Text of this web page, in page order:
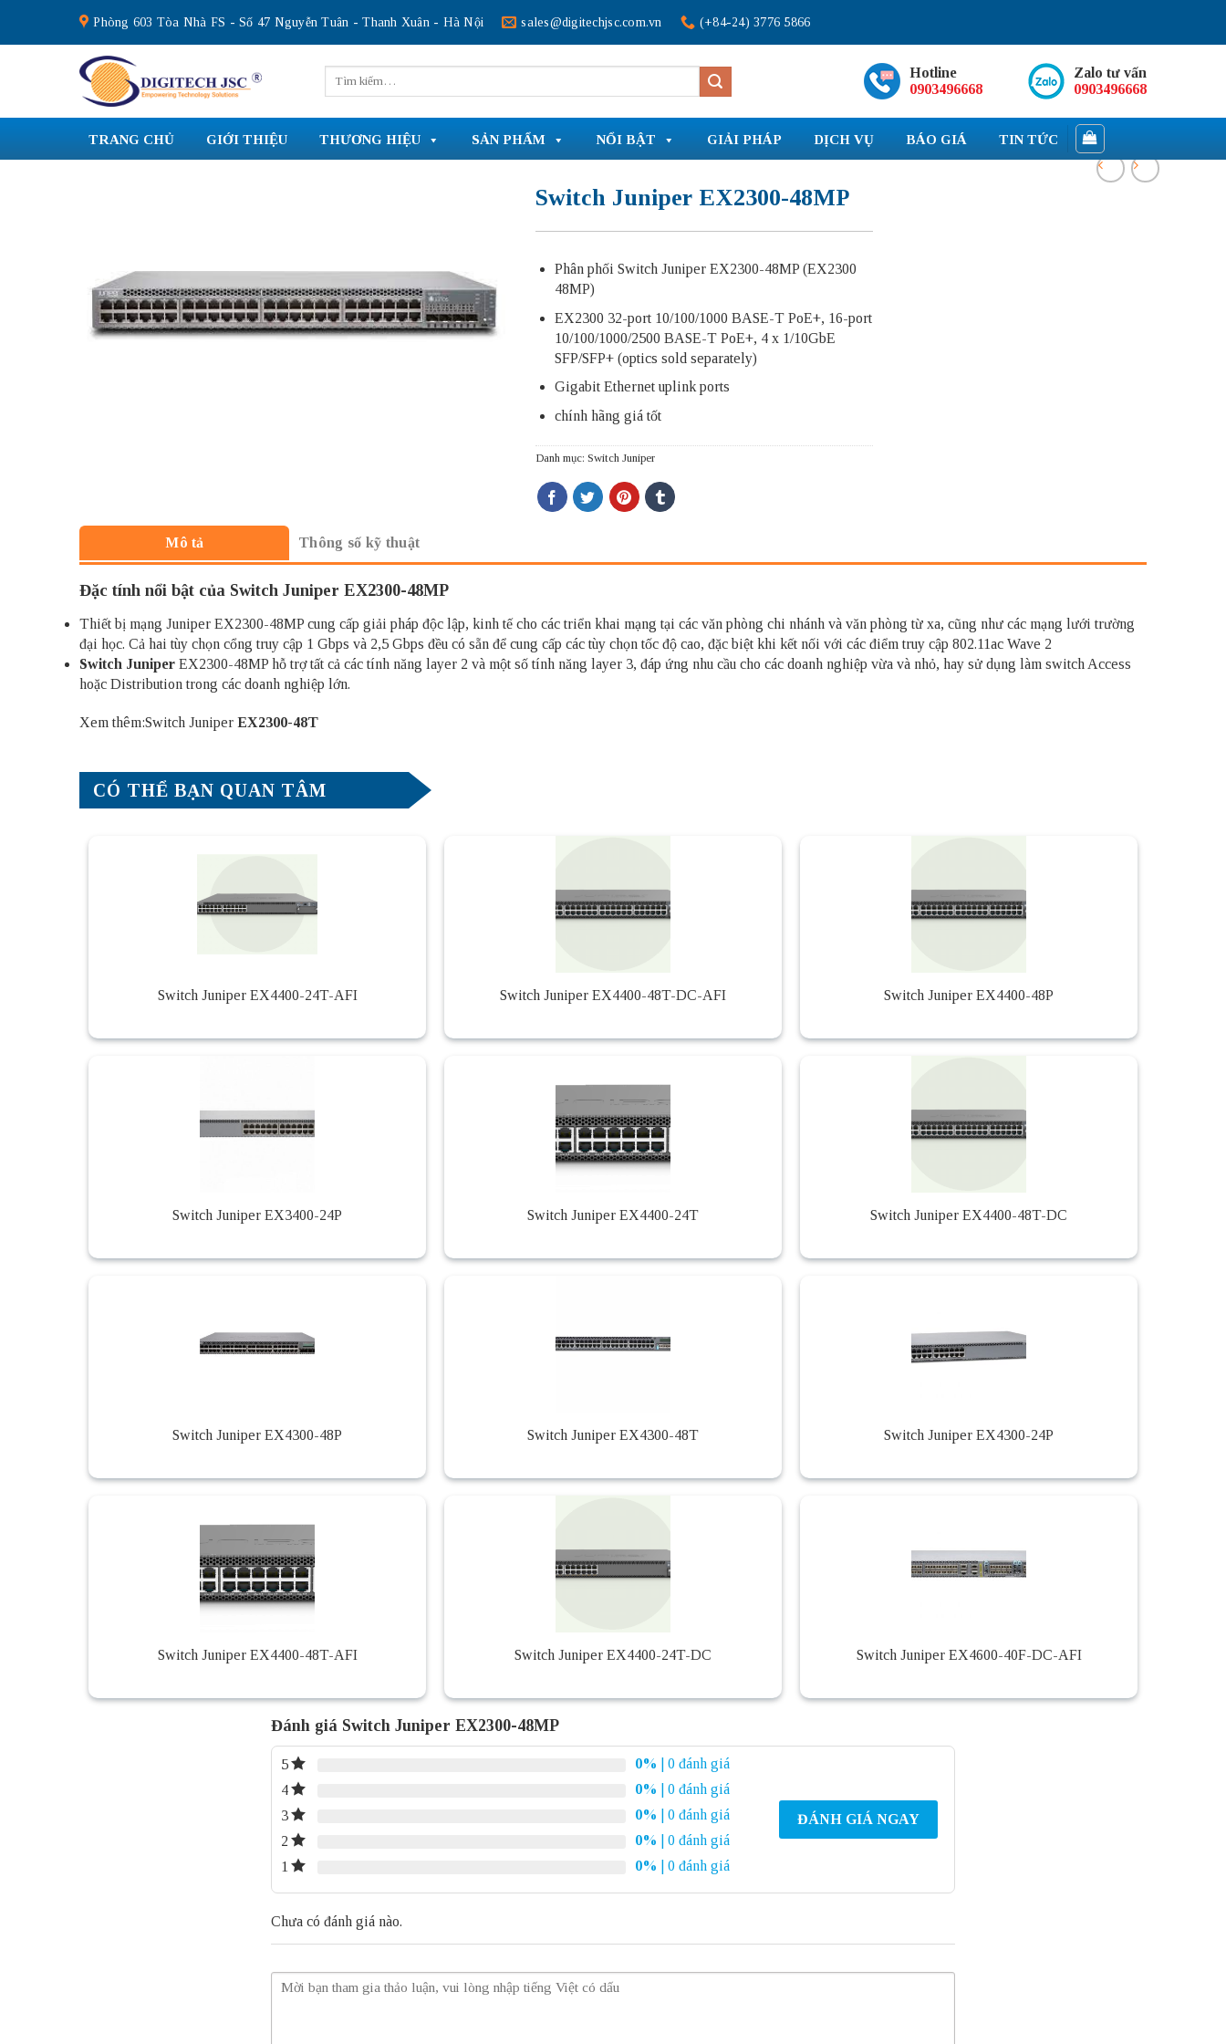
content
Phòng 603 Tòa Nhà FS - Số 47 Nguyễn Tuân - Thanh Xuân - Hà Nội sales@digitechjsc.com.vn (+84-24) 3776 5866
kiếm:
Hotline
0903496668
Zalo tư vấn
0903496668
TRANG CHỦ GIỚI THIỆU THƯƠNG HIỆU SẢN PHẨM NỔI BẬT GIẢI PHÁP DỊCH VỤ BÁO GIÁ TIN TỨC
Switch Juniper EX2300-48MP
Phân phối Switch Juniper EX2300-48MP (EX2300
48MP)
EX2300 32-port 10/100/1000 BASE-T PoE+, 16-port
10/100/1000/2500 BASE-T PoE+, 4 x 1/10GbE
SFP/SFP+ (optics sold separately)
Gigabit Ethernet uplink ports
chính hãng giá tốt
Danh mục: Switch Juniper
Mô tả Thông số kỹ thuật
Đặc tính nổi bật của Switch Juniper EX2300-48MP
Thiết bị mạng Juniper EX2300-48MP cung cấp giải pháp độc lập, kinh tế cho các triển khai mạng tại các văn phòng chi nhánh và văn phòng từ xa, cũng như các mạng lưới trường
đại học. Cả hai tùy chọn cổng truy cập 1 Gbps và 2,5 Gbps đều có sẵn để cung cấp các tùy chọn tốc độ cao, đặc biệt khi kết nối với các điểm truy cập 802.11ac Wave 2
Switch Juniper EX2300-48MP hỗ trợ tất cả các tính năng layer 2 và một số tính năng layer 3, đáp ứng nhu cầu cho các doanh nghiệp vừa và nhỏ, hay sử dụng làm switch Access
hoặc Distribution trong các doanh nghiệp lớn.
Xem thêm:Switch Juniper EX2300-48T
CÓ THỂ BẠN QUAN TÂM
Switch Juniper EX4400-24T-AFI Switch Juniper EX4400-48T-DC-AFI Switch Juniper EX4400-48P
Switch Juniper EX3400-24P Switch Juniper EX4400-24T Switch Juniper EX4400-48T-DC
Switch Juniper EX4300-48P Switch Juniper EX4300-48T Switch Juniper EX4300-24P
Switch Juniper EX4400-48T-AFI Switch Juniper EX4400-24T-DC Switch Juniper EX4600-40F-DC-AFI
Đánh giá Switch Juniper EX2300-48MP
5 0%
| 0 đánh giá
4
0%
| 0 đánh giá
3
0%
| 0 đánh giá
2
0%
| 0 đánh giá
1
0% | 0 đánh giá
ĐÁNH GIÁ NGAY
Chưa có đánh giá nào.